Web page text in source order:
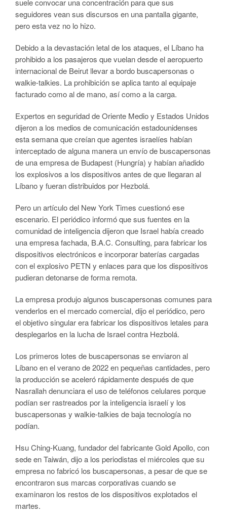
seguidores vean sus discursos en una pantalla gigante,
pero esta vez no lo hizo.
Debido a la devastación letal de los ataques, el Líbano ha
prohibido a los pasajeros que vuelan desde el aeropuerto
internacional de Beirut llevar a bordo buscapersonas o
walkie-talkies. La prohibición se aplica tanto al equipaje
facturado como al de mano, así como a la carga.
Expertos en seguridad de Oriente Medio y Estados Unidos
dijeron a los medios de comunicación estadounidenses
esta semana que creían que agentes israelíes habían
interceptado de alguna manera un envío de buscapersonas
de una empresa de Budapest (Hungría) y habían añadido
los explosivos a los dispositivos antes de que llegaran al
Líbano y fueran distribuidos por Hezbolá.
Pero un artículo del New York Times cuestionó ese
escenario. El periódico informó que sus fuentes en la
comunidad de inteligencia dijeron que Israel había creado
una empresa fachada, B.A.C. Consulting, para fabricar los
dispositivos electrónicos e incorporar baterías cargadas
con el explosivo PETN y enlaces para que los dispositivos
pudieran detonarse de forma remota.
La empresa produjo algunos buscapersonas comunes para
venderlos en el mercado comercial, dijo el periódico, pero
el objetivo singular era fabricar los dispositivos letales para
desplegarlos en la lucha de Israel contra Hezbolá.
Los primeros lotes de buscapersonas se enviaron al
Líbano en el verano de 2022 en pequeñas cantidades, pero
la producción se aceleró rápidamente después de que
Nasrallah denunciara el uso de teléfonos celulares porque
podían ser rastreados por la inteligencia israelí y los
buscapersonas y walkie-talkies de baja tecnología no
podían.
Hsu Ching-Kuang, fundador del fabricante Gold Apollo, con
sede en Taiwán, dijo a los periodistas el miércoles que su
empresa no fabricó los buscapersonas, a pesar de que se
encontraron sus marcas corporativas cuando se
examinaron los restos de los dispositivos explotados el
martes.